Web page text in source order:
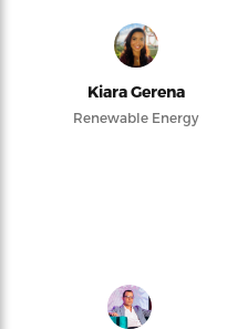
Kiara Gerena
Renewable Energy